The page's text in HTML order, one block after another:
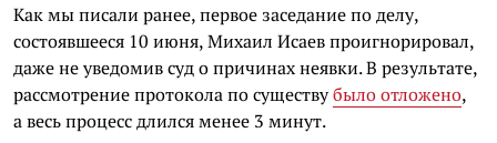
Как мы писали ранее, первое заседание по делу,
состоявшееся 10 июня, Михаил Исаев проигнорировал,
даже не уведомив суд о причинах неявки. В результате,
рассмотрение протокола по существубыло отложено,
а весь процесс длился менее 3 минут.